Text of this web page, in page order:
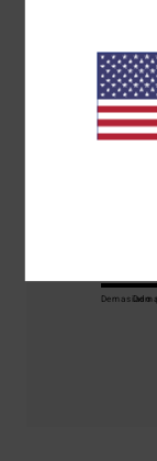
basado en1
El 100%
Demasiado